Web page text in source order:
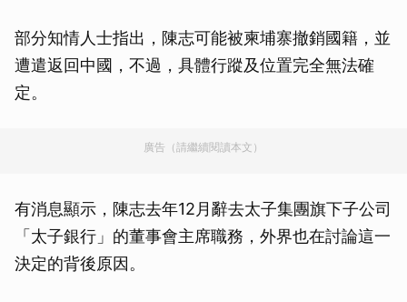
部分知情人士指出，陳志可能被柬埔寨撤銷國籍，並
遭遣返回中國，不過，具體行蹤及位置完全無法確
定。
廣告（請繼續閱讀本文）
有消息顯示，陳志去年12月辭去太子集團旗下子公司
「太子銀行」的董事會主席職務，外界也在討論這一
決定的背後原因。